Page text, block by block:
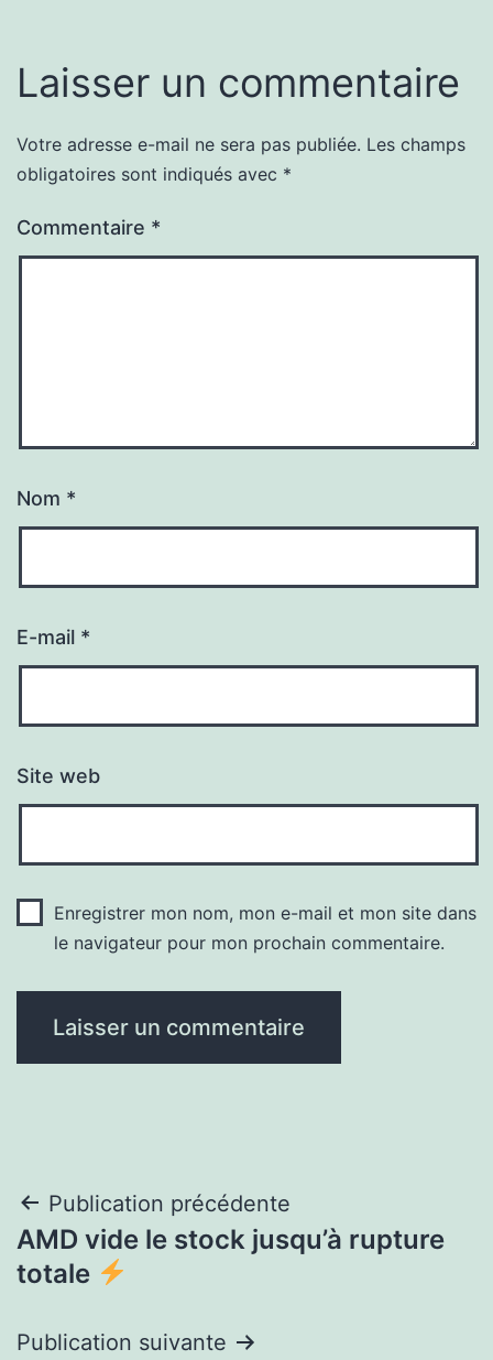
Laisser un commentaire
Votre adresse e-mail ne sera pas publiée. Les champs
obligatoires sont indiqués avec *
Commentaire *
Nom *
E-mail *
Site web
Enregistrer mon nom, mon e-mail et mon site dans
le navigateur pour mon prochain commentaire.
Navigation
de
Publication précédente
AMD vide le stock jusqu’à rupture
totale
Publication suivante